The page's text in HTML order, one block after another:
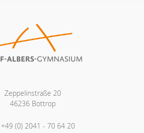
Zeppelinstraße 20
46236 Bottrop
+49 (0) 2041 - 70 64 20